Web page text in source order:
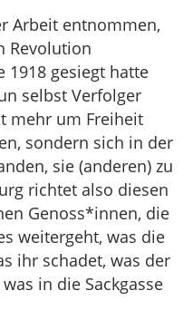
Arbeit entnommen,
Revolution
1918 gesiegt hatte
selbst Verfolger
mehr um Freiheit
sondern sich in der
sie (anderen) zu
richtet also diesen
Genoss*innen, die
weitergeht, was die
ihr schadet, was der
in die Sackgasse